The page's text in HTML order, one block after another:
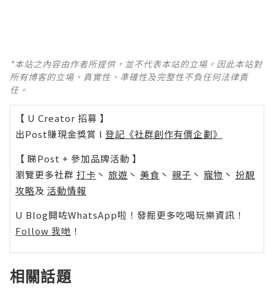
*本站之內容由作者所提供，並不代表本站的立場。因此本站對
所有博客的立場、真實性、準確性及完整性不負任何法律責
任。
【 U Creator 招募 】
出Post賺現金獎賞 l 登記《社群創作有價企劃》
【 睇Post + 參加品牌活動 】
瀏覽更多社群 打卡 丶 旅遊 丶 美食 丶 親子 丶 寵物 丶 扮靚
攻略及 活動情報
U Blog開咗WhatsApp啦！發掘更多吃喝玩樂資訊！
Follow 我哋 ！
相關話題